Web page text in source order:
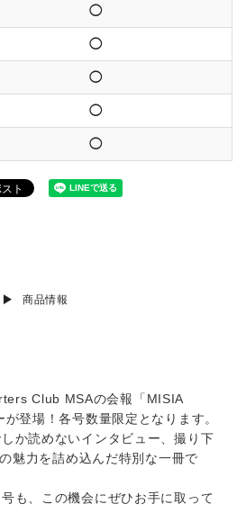
◯
◯
◯
◯
◯
商品情報
Club MSAの会報「MISIA
登場！各号数量限定となります。
か読めないインタビュー、撮り下
魅力を詰め込んだ特別な一冊で
も、この機会にぜひお手に取って